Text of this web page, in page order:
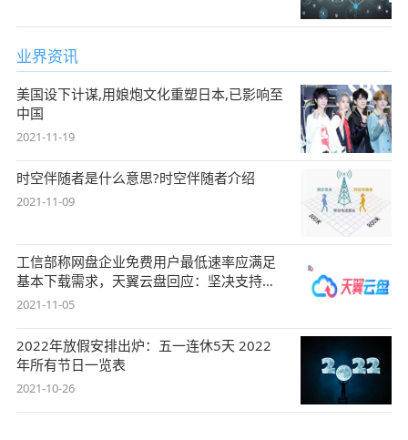
业界资讯
美国设下计谋,用娘炮文化重塑日本,已影响至
中国
2021-11-19
时空伴随者是什么意思?时空伴随者介绍
2021-11-09
工信部称网盘企业免费用户最低速率应满足
基本下载需求，天翼云盘回应：坚决支持，
始终
2021-11-05
2022年放假安排出炉：五一连休5天 2022
年所有节日一览表
2021-10-26